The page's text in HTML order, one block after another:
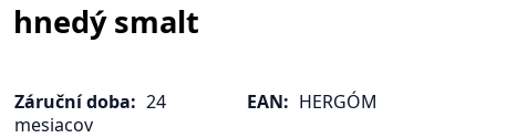
hnedý smalt
Záruční doba: 24
mesiacov
EAN: HERGÓM